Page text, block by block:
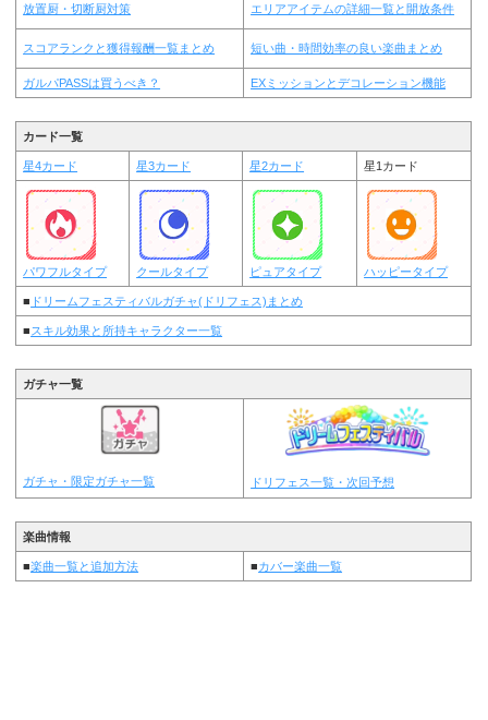
放置厨・切断厨対策 エリアアイテムの詳細一覧と開放条件
スコアランクと獲得報酬一覧まとめ 短い曲・時間効率の良い楽曲まとめ
ガルパPASSは買うべき？ EXミッションとデコレーション機能
カード一覧
星4カード 星3カード 星2カード 星1カード
パワフルタイプ クールタイプ ピュアタイプ ハッピータイプ
■ ドリームフェスティバルガチャ(ドリフェス)まとめ
■スキル効果と所持キャラクター一覧
ガチャ一覧
ガチャ・限定ガチャ一覧 ドリフェス一覧・次回予想
楽曲情報
■楽曲一覧と追加方法 ■カバー楽曲一覧